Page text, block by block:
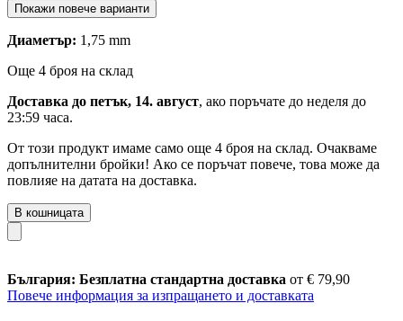
Покажи повече варианти
Диаметър: 1,75 mm
Още 4 броя на склад
Доставка до петък, 14. август, ако поръчате до неделя до
23:59 часа.
От този продукт имаме само още 4 броя на склад. Очакваме
допълнителни бройки! Ако се поръчат повече, това може да
повлияе на датата на доставка.
В кошницата
България: Безплатна стандартна доставка от € 79,90
Повече информация за изпращането и доставката